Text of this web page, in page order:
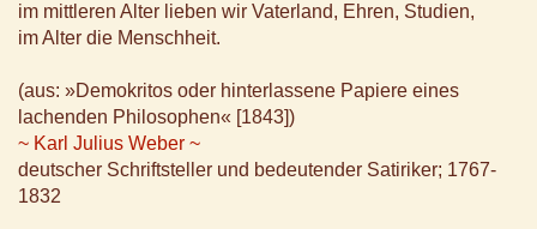
im mittleren Alter lieben wir Vaterland, Ehren, Studien,
im Alter die Menschheit.
(aus: »Demokritos oder hinterlassene Papiere eines
lachenden Philosophen« [1843])
~ Karl Julius Weber ~
deutscher Schriftsteller und bedeutender Satiriker; 1767-
1832